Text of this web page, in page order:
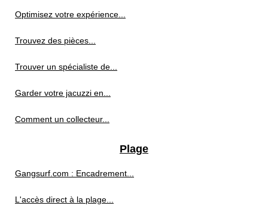
Optimisez votre expérience...
Trouvez des pièces...
Trouver un spécialiste de...
Garder votre jacuzzi en...
Comment un collecteur...
Plage
Gangsurf.com : Encadrement...
L'accès direct à la plage...